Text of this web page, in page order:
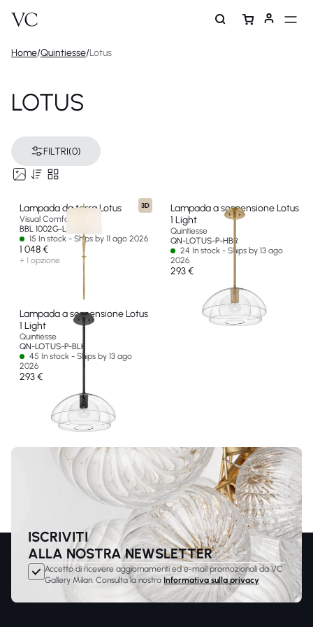
Home/Quintiesse/Lotus
LOTUS
FILTRI(0)
3D
Lampada da terra Lotus
Visual Comfort & Co
BBL 1002G-L-EU
15 In stock - Ships by 11 ago 2026
1 048 €
+ 1 opzione
Lampada a sospensione Lotus
1 Light
Quintiesse
QN-LOTUS-P-HBR
24 In stock - Ships by 13 ago
2026
293 €
Lampada a sospensione Lotus
1 Light
Quintiesse
QN-LOTUS-P-BLK
45 In stock - Ships by 13 ago
2026
293 €
ISCRIVITI
ALLA NOSTRA NEWSLETTER
Accetto di ricevere aggiornamenti ed e-mail promozionali da VC
Gallery Milan. Consulta la nostra Informativa sulla privacy